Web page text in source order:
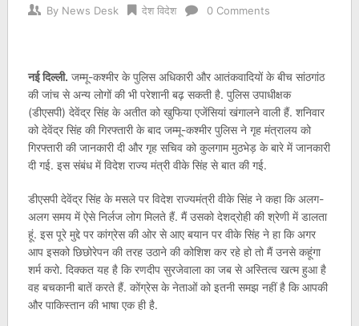
By News Desk देश विदेश 0 Comments
नई दिल्ली. जम्मू-कश्मीर के पुलिस अधिकारी और आतंकवादियों के बीच सांठगांठ
की जांच से अन्य लोगों की भी परेशानी बढ़ सकती है. पुलिस उपाधीक्षक
(डीएसपी) देवेंद्र सिंह के अतीत को खुफिया एजेंसियां खंगालने वाली हैं. शनिवार
को देवेंद्र सिंह की गिरफ्तारी के बाद जम्मू-कश्मीर पुलिस ने गृह मंत्रालय को
गिरफ्तारी की जानकारी दी और गृह सचिव को कुलगाम मुठभेड़ के बारे में जानकारी
दी गई. इस संबंध में विदेश राज्य मंत्री वीके सिंह से बात की गई.
डीएसपी देवेंद्र सिंह के मसले पर विदेश राज्यमंत्री वीके सिंह ने कहा कि अलग-
अलग समय में ऐसे निर्लज लोग मिलते हैं. मैं उसको देशद्रोही की श्रेणी में डालता
हूं. इस पूरे मुद्दे पर कांग्रेस की ओर से आए बयान पर वीके सिंह ने हा कि अगर
आप इसको छिछोरेपन की तरह उठाने की कोशिश कर रहे हो तो मैं उनसे कहूंगा
शर्म करो. दिक्कत यह है कि रणदीप सुरजेवाला का जब से अस्तित्व खत्म हुआ है
वह बचकानी बातें करते हैं. कोंग्रेस के नेताओं को इतनी समझ नहीं है कि आपकी
और पाकिस्तान की भाषा एक ही है.